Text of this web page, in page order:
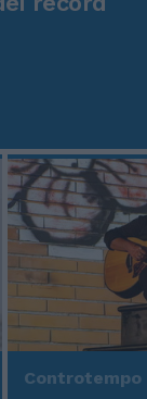
Controtempo